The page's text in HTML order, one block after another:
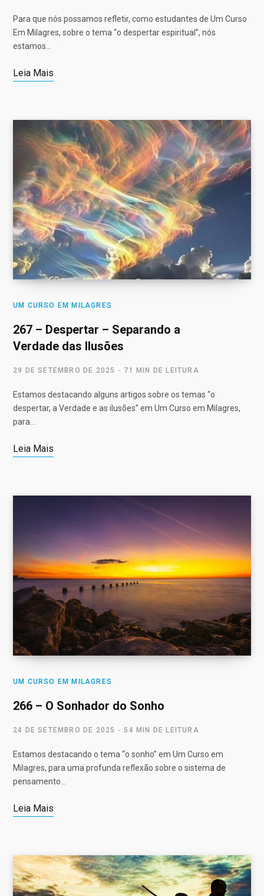
Para que nós possamos refletir, como estudantes de Um Curso
Em Milagres, sobre o tema “o despertar espiritual”, nós
estamos…
Leia Mais
UM CURSO EM MILAGRES
267 – Despertar – Separando a
Verdade das Ilusões
29 DE SETEMBRO DE 2025 71 MIN DE LEITURA
Estamos destacando alguns artigos sobre os temas “o
despertar, a Verdade e as ilusões” em Um Curso em Milagres,
para…
Leia Mais
UM CURSO EM MILAGRES
266 – O Sonhador do Sonho
24 DE SETEMBRO DE 2025 54 MIN DE LEITURA
Estamos destacando o tema “o sonho” em Um Curso em
Milagres, para uma profunda reflexão sobre o sistema de
pensamento…
Leia Mais